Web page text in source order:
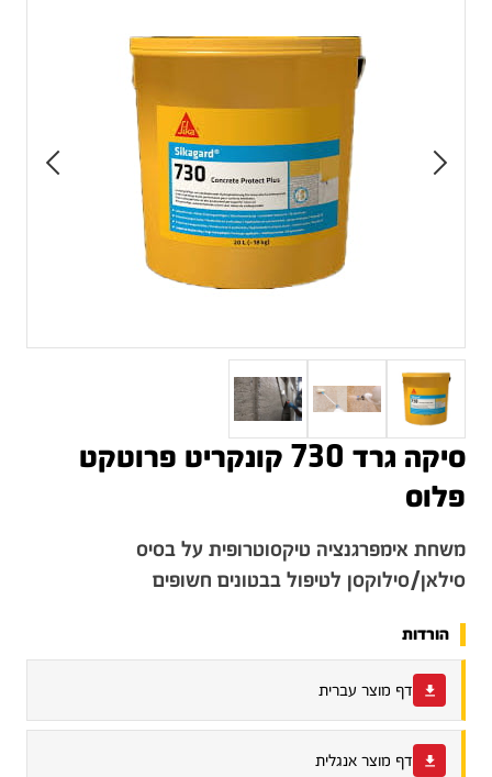
סיקה גרד 730 קונקריט פרוטקט
פלוס
משחת אימפרגנציה טיקסוטרופית על בסיס
סילאן/סילוקסן לטיפול בבטונים חשופים
הורדות
דף מוצר עברית
דף מוצר אנגלית